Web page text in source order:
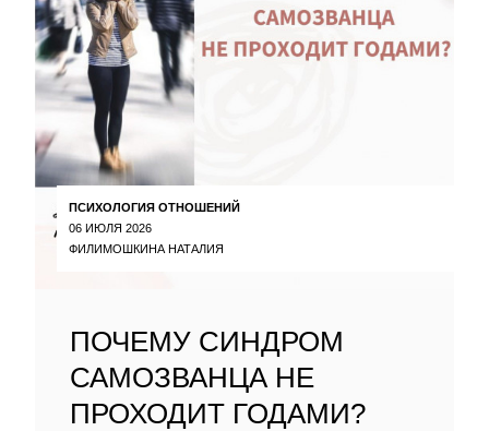
ПСИХОЛОГИЯ ОТНОШЕНИЙ
06 ИЮЛЯ 2026
ФИЛИМОШКИНА НАТАЛИЯ
ПОЧЕМУ СИНДРОМ
САМОЗВАНЦА НЕ
ПРОХОДИТ ГОДАМИ?